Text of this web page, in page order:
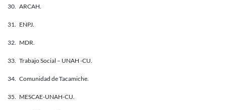
30. ARCAH.
31. ENPJ.
32. MDR.
33. Trabajo Social – UNAH -CU.
34. Comunidad de Tacamiche.
35. MESCAE-UNAH-CU.